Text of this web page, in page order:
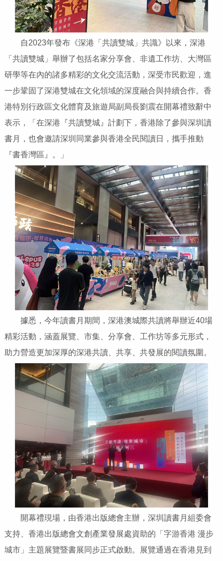
自2023年發布《深港「共讀雙城」共識》以來，深港
「共讀雙城」舉辦了包括名家分享會、非遺工作坊、大灣區
研學等在內的諸多精彩的文化交流活動，深受市民歡迎，進
一步鞏固了深港雙城在文化領域的深度融合與持續合作。香
港特別行政區文化體育及旅遊局副局長劉震在開幕禮致辭中
表示，「在深港『共讀雙城』計劃下，香港除了參與深圳讀
書月，也會邀請深圳同業參與香港全民閱讀日，攜手推動
『書香灣區』。」
據悉，今年讀書月期間，深港澳城際共讀將舉辦近40場
精彩活動，涵蓋展覽、市集、分享會、工作坊等多元形式，
助力營造更加深厚的深港共讀、共享、共發展的閱讀氛圍。
開幕禮現場，由香港出版總會主辦，深圳讀書月組委會
支持、香港出版總會文創產業發展處資助的「字游香港 漫步
城市」主題展覽暨書展同步正式啟動。展覽通過在香港見到